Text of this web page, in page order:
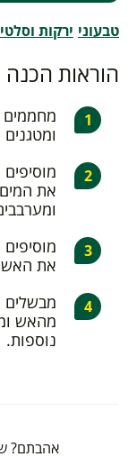
טבעוני ירקות
הוראות הכנה
מחממים
את
את האש
נוספות.
אהבתם?